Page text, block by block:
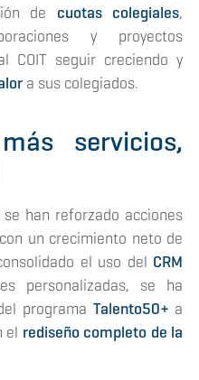
de cuotas colegiales,
y proyectos
COIT seguir creciendo y
a sus colegiados.
servicios,
han reforzado acciones
un crecimiento neto de
el uso del CRM
personalizadas, se ha
programa Talento50+ a
el rediseño completo de la